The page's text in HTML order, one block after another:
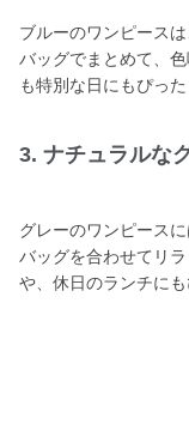
ブルーのワンピース
バッグでまとめて、
も特別な日にもぴっ
3. ナチュラルな
グレーのワンピース
バッグを合わせてリ
や、休日のランチにも